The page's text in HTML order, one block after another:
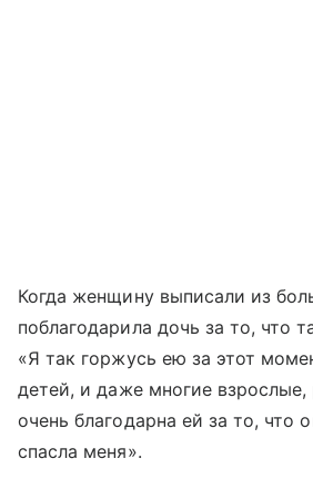
Когда женщину выписали из
поблагодарила дочь за то, что
«Я так горжусь ею за этот
детей, и даже многие
очень благодарна ей за то, что
спасла меня».